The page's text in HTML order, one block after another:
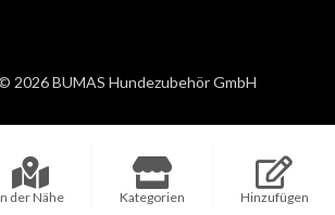
2026 BUMAS Hundezubehör GmbH
der Nähe Kategorien Hinzufügen